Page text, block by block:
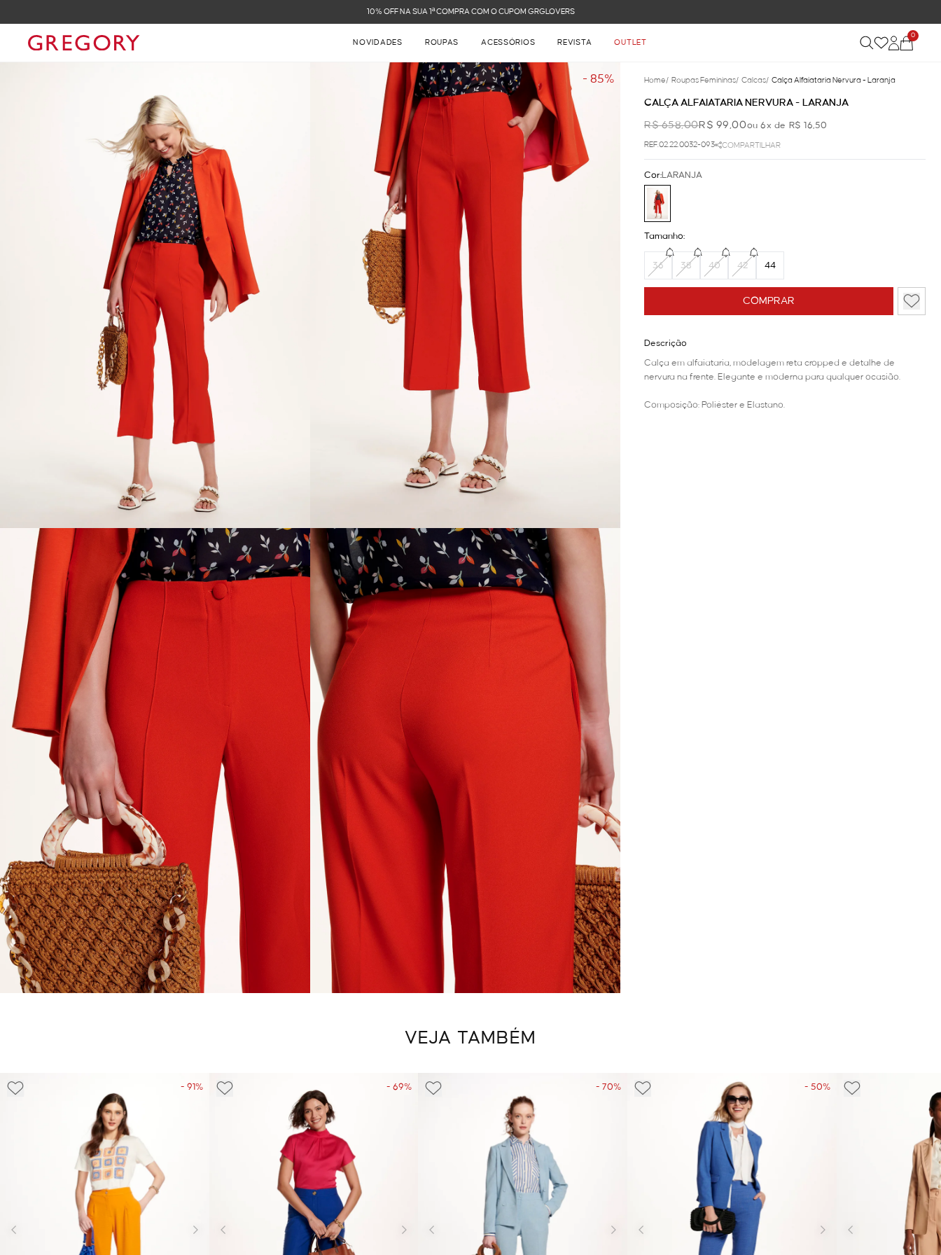
FRETE GRÁTIS NAS COMPRAS ACIMA DE R$ 899
NOVIDADES ROUPAS ACESSÓRIOS REVISTA OUTLET
0
- 85% Home/ Roupas Femininas/ Calcas/ Calça Alfaiataria Nervura - Laranja
CALÇA ALFAIATARIA NERVURA - LARANJA
R$ 658,00R$ 99,00ou 6x de R$ 16,50
REF.02.22.0032-093 COMPARTILHAR
COMPRAR
Cor:LARANJA
Tamanho:
36 38 40 42 44
Descrição
Calça em alfaiataria, modelagem reta cropped e detalhe de
nervura na frente. Elegante e moderna para qualquer ocasião.
Composição: Poliéster e Elastano.
VEJA TAMBÉM
- 91% - 69% - 70% - 50%